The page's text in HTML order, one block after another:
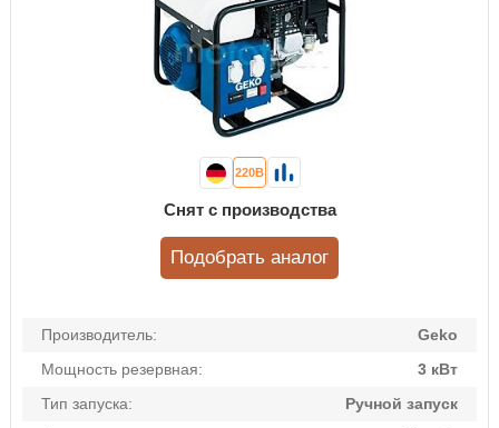
Производитель:
Geko
Мощность резервная:
3 кВт
Тип запуска:
Ручной запуск
220В
Снят с производства
Подобрать аналог